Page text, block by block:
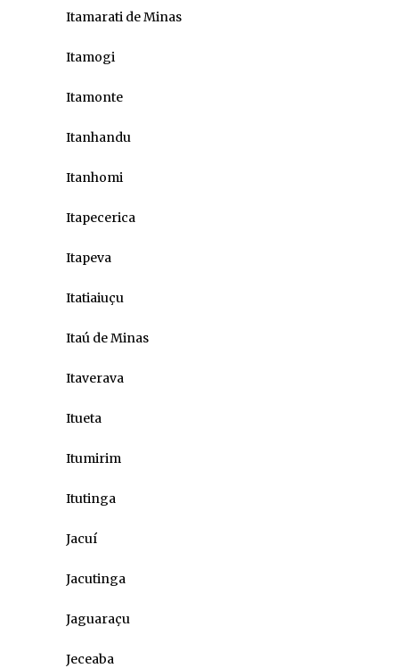
Itamarati de Minas
Itamogi
Itamonte
Itanhandu
Itanhomi
Itapecerica
Itapeva
Itatiaiuçu
Itaú de Minas
Itaverava
Itueta
Itumirim
Itutinga
Jacuí
Jacutinga
Jaguaraçu
Jeceaba